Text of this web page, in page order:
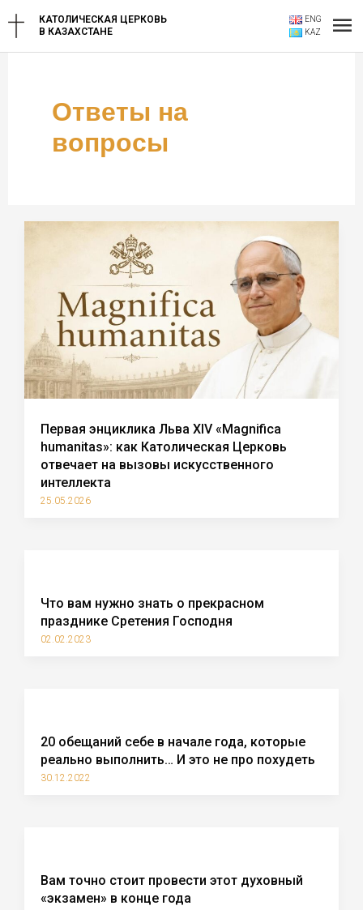
Перейти
содержимому
КАТОЛИЧЕСКАЯ ЦЕРКОВЬ
В КАЗАХСТАНЕ
ENG
KAZ
Ответы на
вопросы
Первая энциклика Льва XIV «Magnifica
humanitas»: как Католическая Церковь
отвечает на вызовы искусственного
интеллекта
25.05.2026
Что вам нужно знать о прекрасном
празднике Сретения Господня
02.02.2023
20 обещаний себе в начале года, которые
реально выполнить… И это не про похудеть
30.12.2022
Вам точно стоит провести этот духовный
«экзамен» в конце года